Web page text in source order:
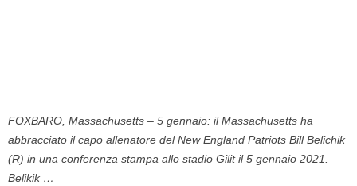
FOXBARO, Massachusetts – 5 gennaio: il Massachusetts ha
abbracciato il capo allenatore del New England Patriots Bill Belichik
(R) in una conferenza stampa allo stadio Gilit il 5 gennaio 2021.
Belikik …